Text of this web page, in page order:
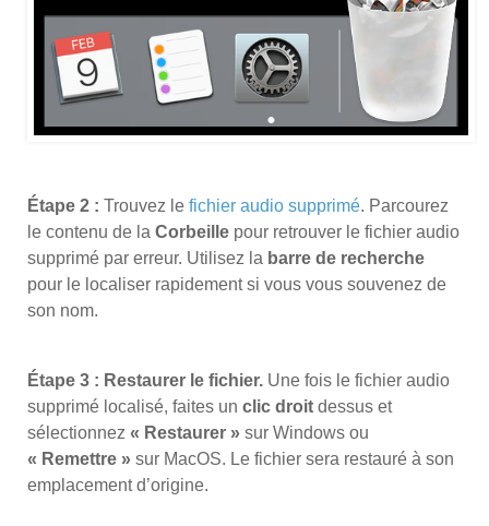
Étape 2 : Trouvez le fichier audio supprimé. Parcourez
le contenu de la Corbeille pour retrouver le fichier audio
supprimé par erreur. Utilisez la barre de recherche
pour le localiser rapidement si vous vous souvenez de
son nom.
Étape 3 : Restaurer le fichier. Une fois le fichier audio
supprimé localisé, faites un clic droit dessus et
sélectionnez « Restaurer » sur Windows ou
« Remettre » sur MacOS. Le fichier sera restauré à son
emplacement d’origine.